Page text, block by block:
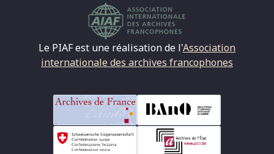
Le PIAF est une réalisation de l'Association
internationale des archives francophones